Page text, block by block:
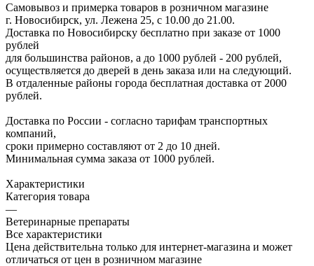
Самовывоз и примерка товаров в розничном магазине
г. Новосибирск, ул. Лежена 25, с 10.00 до 21.00.
Доставка по Новосибирску бесплатно при заказе от 1000
рублей
для большинства районов, а до 1000 рублей - 200 рублей,
осуществляется до дверей в день заказа или на следующий.
В отдаленные районы города бесплатная доставка от 2000
рублей.
Доставка по России - согласно тарифам транспортных
компаний,
сроки примерно составляют от 2 до 10 дней.
Минимальная сумма заказа от 1000 рублей.
Характеристики
Категория товара
—
Ветеринарные препараты
Все характеристики
Цена действительна только для интернет-магазина и может
отличаться от цен в розничном магазине